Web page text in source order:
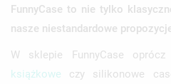
FunnyCase to nie tylko
nasze niestandardowe
W sklepie FunnyCase
książkowe czy silikonowe